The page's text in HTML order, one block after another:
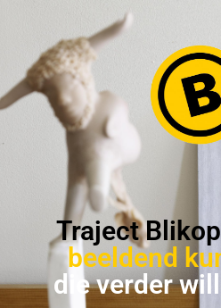
Traject
beeldend
die verder